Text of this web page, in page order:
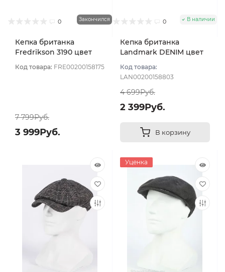
0 Закончился
Кепка британка
Fredrikson 3190 цвет
59
Код товара: FRE00200158175
7 799Руб.
3 999Руб.
0 В наличии
Кепка британка
Landmark DENIM цвет
Код товара:
LAN00200158803
4 699Руб.
2 399Руб.
В корзину
Уценка